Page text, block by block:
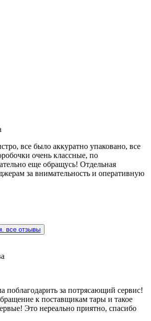
все было аккуратно упаковано, все
очень классные, по
еще обращусь! Отдельная
за внимательность и оперативную
все отзывы
поблагодарить за потрясающий сервис!
к поставщикам тары и такое
Это нереально приятно, спасибо